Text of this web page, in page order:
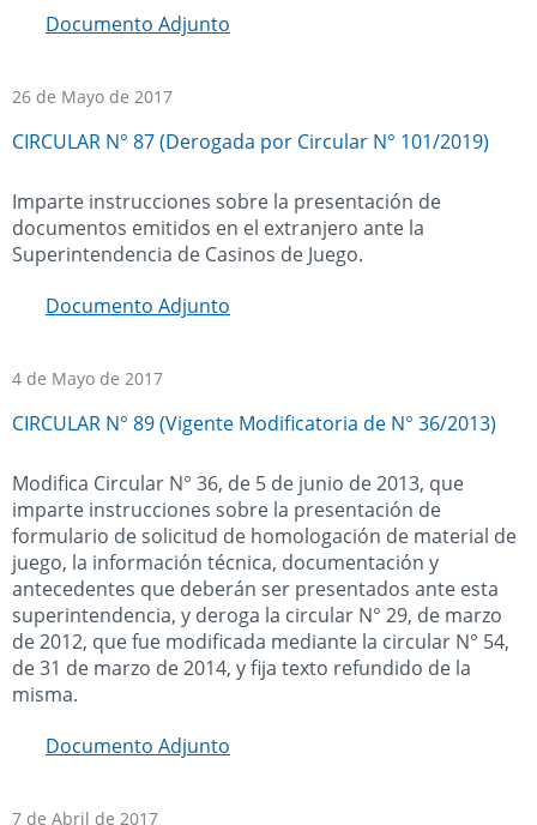
Documento Adjunto
26 de Mayo de 2017
CIRCULAR N° 87 (Derogada por Circular N° 101/2019)
Imparte instrucciones sobre la presentación de
documentos emitidos en el extranjero ante la
Superintendencia de Casinos de Juego.
Documento Adjunto
4 de Mayo de 2017
CIRCULAR N° 89 (Vigente Modificatoria de N° 36/2013)
Modifica Circular N° 36, de 5 de junio de 2013, que
imparte instrucciones sobre la presentación de
formulario de solicitud de homologación de material de
juego, la información técnica, documentación y
antecedentes que deberán ser presentados ante esta
superintendencia, y deroga la circular N° 29, de marzo
de 2012, que fue modificada mediante la circular N° 54,
de 31 de marzo de 2014, y fija texto refundido de la
misma.
Documento Adjunto
7 de Abril de 2017